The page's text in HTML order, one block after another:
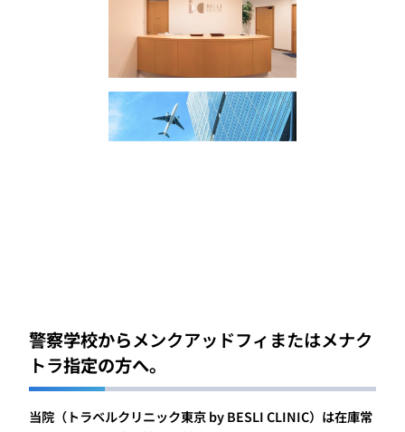
警察学校からメンクアッドフィまたはメナク
トラ指定の方へ。
当院（トラベルクリニック東京 by BESLI CLINIC）は在庫常